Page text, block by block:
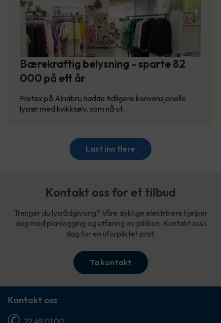
Bærekraftig belysning - sparte 82
000 på ett år
Fretex på Alnabru hadde tidligere konvensjonelle
lysrør med kvikksølv, som nå ut…
Last inn flere
Kontakt oss for et tilbud
Trenger du lysrådgivning? Våre dyktige elektrikere hjelper
deg med planlegging og utføring av jobben. Kontakt oss i
dag for en uforpliktet prat.
Ta kontakt
Kontakt oss
22 49 01 00